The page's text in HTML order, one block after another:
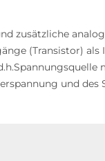
zusätzliche
(Transistor)
und